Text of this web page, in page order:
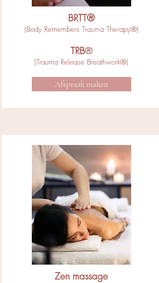
BRTT®
(Body Remembers Trauma Therapy®)
TRB®
(Trauma Release Breathwork®)
Afspraak maken
Zen massage